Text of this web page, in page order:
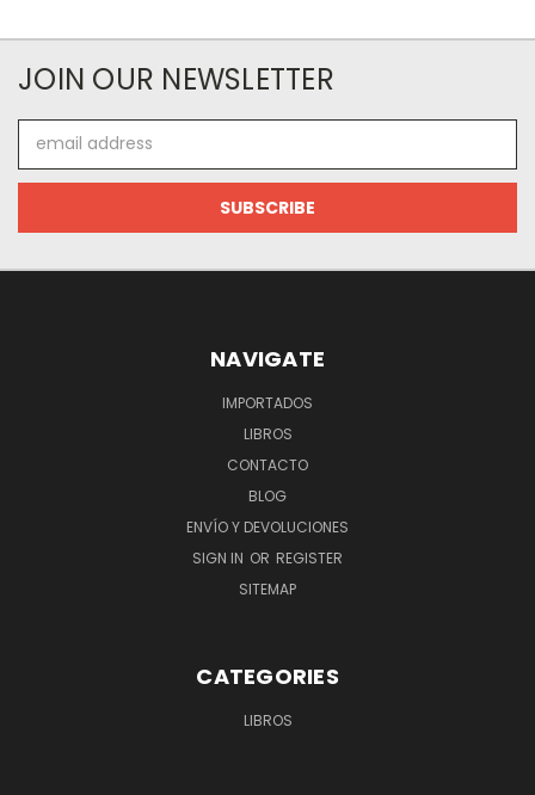
JOIN OUR NEWSLETTER
Address
NAVIGATE
IMPORTADOS
LIBROS
CONTACTO
BLOG
ENVÍO Y DEVOLUCIONES
SIGN IN OR REGISTER
SITEMAP
CATEGORIES
LIBROS